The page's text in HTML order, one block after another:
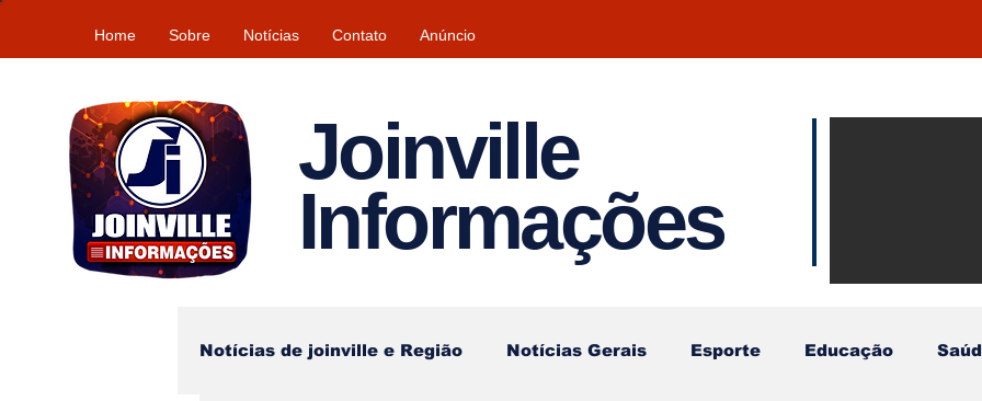
Home Sobre Notícias Contato Anúncio
Joinville
Informações
Notícias de joinville e Região Notícias Gerais Esporte Educação